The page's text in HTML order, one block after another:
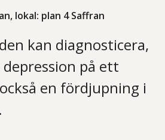
lokal: plan 4 Saffran
kan diagnosticera,
på ett
en fördjupning i